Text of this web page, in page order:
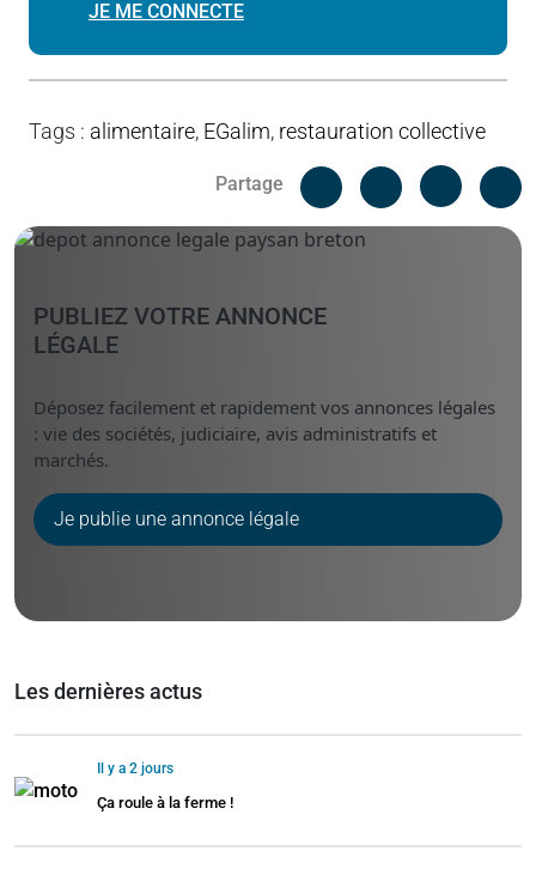
JE ME CONNECTE
Tags : alimentaire, EGalim, restauration collective
Partage
Facebook
Linked
PUBLIEZ VOTRE ANNONCE
LÉGALE
Déposez facilement et rapidement vos annonces légales
: vie des sociétés, judiciaire, avis administratifs et
marchés.
Je publie une annonce légale
Les dernières actus
Il y a 2 jours
Ça roule à la ferme !